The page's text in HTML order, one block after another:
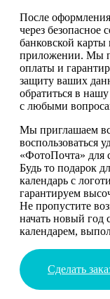
После оформления
через безопасное
банковской
приложении. Мы
оплаты и
защиту ваших
обратиться в
с любыми
Мы приглашаем
воспользоваться
«ФотоПочта» для
Будь то подарок
календарь с
гарантируем
Не пропустите
начать новый
календарем,
Сделать